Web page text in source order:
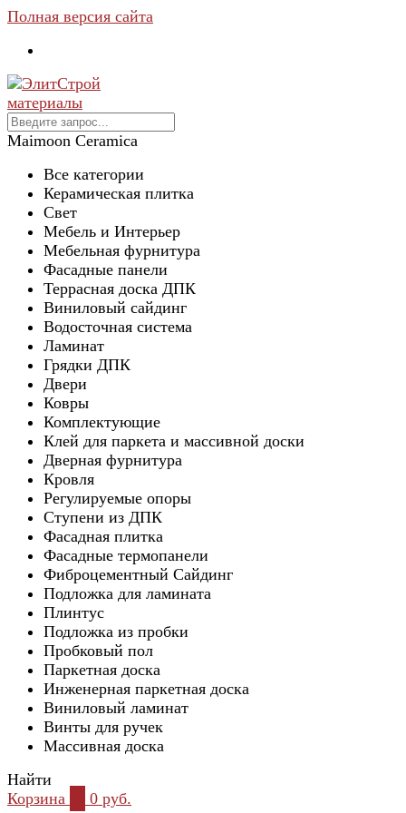
Полная версия сайта
Maimoon Ceramica
Все категории
Керамическая плитка
Свет
Мебель и Интерьер
Мебельная фурнитура
Фасадные панели
Террасная доска ДПК
Виниловый сайдинг
Водосточная система
Ламинат
Грядки ДПК
Двери
Ковры
Комплектующие
Клей для паркета и массивной доски
Дверная фурнитура
Кровля
Регулируемые опоры
Ступени из ДПК
Фасадная плитка
Фасадные термопанели
Фиброцементный Сайдинг
Подложка для ламината
Плинтус
Подложка из пробки
Пробковый пол
Паркетная доска
Инженерная паркетная доска
Виниловый ламинат
Винты для ручек
Массивная доска
Найти
Корзина
0 руб.